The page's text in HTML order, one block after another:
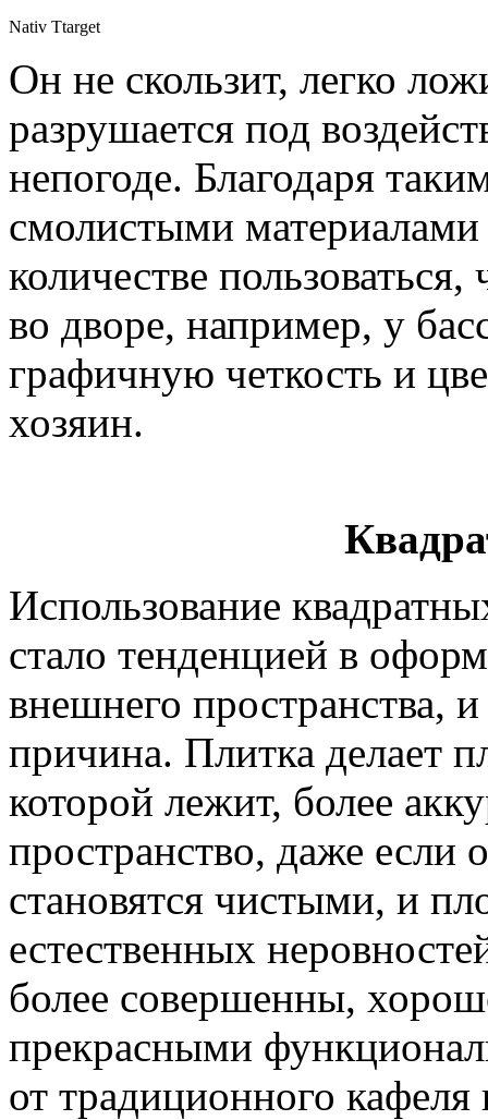
Nativ Ttarget
Он не скользит, легко
разрушается под
непогоде. Благодаря
смолистыми
количестве
во дворе, например, у
графичную четкость и
хозяин.
Использование
стало тенденцией в
внешнего пространства,
причина. Плитка делает
которой лежит, более
пространство, даже
становятся чистыми, и
естественных
более совершенны,
прекрасными
от традиционного